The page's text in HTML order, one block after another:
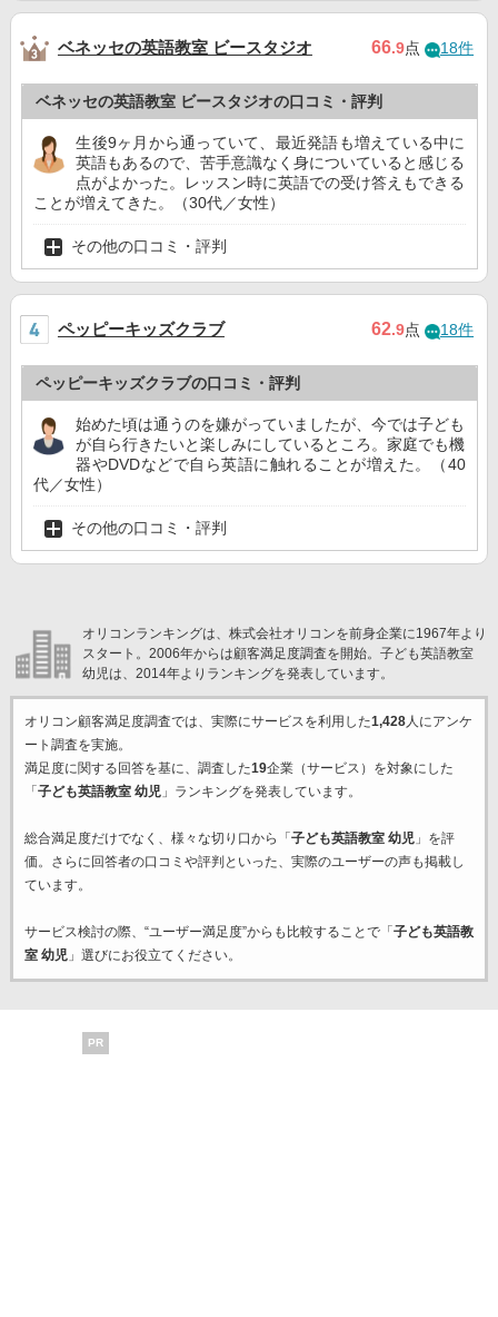
ベネッセの英語教室 ビースタジオ 66.9点 18件
ベネッセの英語教室 ビースタジオの口コミ・評判
生後9ヶ月から通っていて、最近発語も増えている中に
英語もあるので、苦手意識なく身についていると感じる
点がよかった。レッスン時に英語での受け答えもできる
ことが増えてきた。（30代／女性）
その他の口コミ・評判
ペッピーキッズクラブ 62.9点 18件
ペッピーキッズクラブの口コミ・評判
始めた頃は通うのを嫌がっていましたが、今では子ども
が自ら行きたいと楽しみにしているところ。家庭でも機
器やDVDなどで自ら英語に触れることが増えた。（40
代／女性）
その他の口コミ・評判
オリコンランキングは、株式会社オリコンを前身企業に1967年より
スタート。2006年からは顧客満足度調査を開始。子ども英語教室
幼児は、2014年よりランキングを発表しています。
オリコン顧客満足度調査では、実際にサービスを利用した1,428人にアンケ
ート調査を実施。
満足度に関する回答を基に、調査した19企業（サービス）を対象にした
「 子ども英語教室 幼児」ランキングを発表しています。
総合満足度だけでなく、様々な切り口から「 子ども英語教室 幼児」を評
価。さらに回答者の口コミや評判といった、実際のユーザーの声も掲載し
ています。
サービス検討の際、“ユーザー満足度”からも比較することで「 子ども英語教
室 幼児」選びにお役立てください。
PR